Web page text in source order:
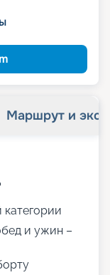
Маршрут и
и ужин –